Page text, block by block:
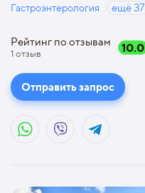
Гастроэнтерология
ещё37
Рейтинг по отзывам
1отзыв 10.0
Отправить запрос